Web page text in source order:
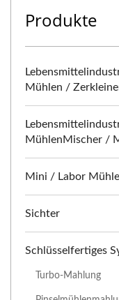
Produkte
Mühlen /
MühlenMischer /
Mini / Labor Mühle
Sichter
Schlüsselfertiges
Turbo-Mahlung